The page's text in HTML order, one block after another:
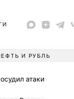
И РУБЛЬ
атаки